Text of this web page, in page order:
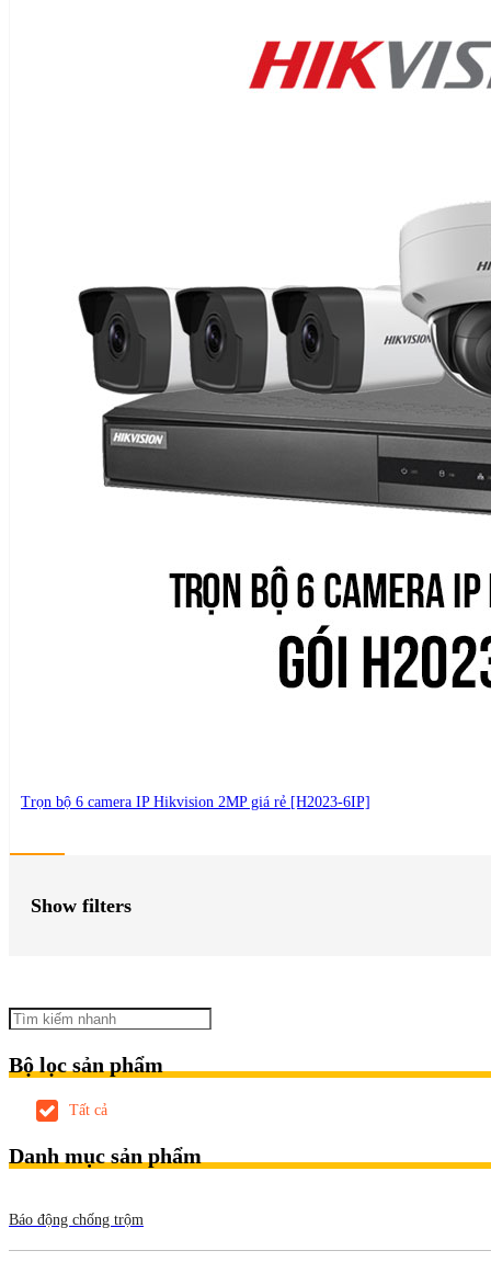
Trọn bộ 6 camera IP Hikvision 2MP giá rẻ [H2023-6IP]
Show filters
Bộ lọc sản phẩm
Tất cả
Danh mục sản phẩm
Báo động chống trộm